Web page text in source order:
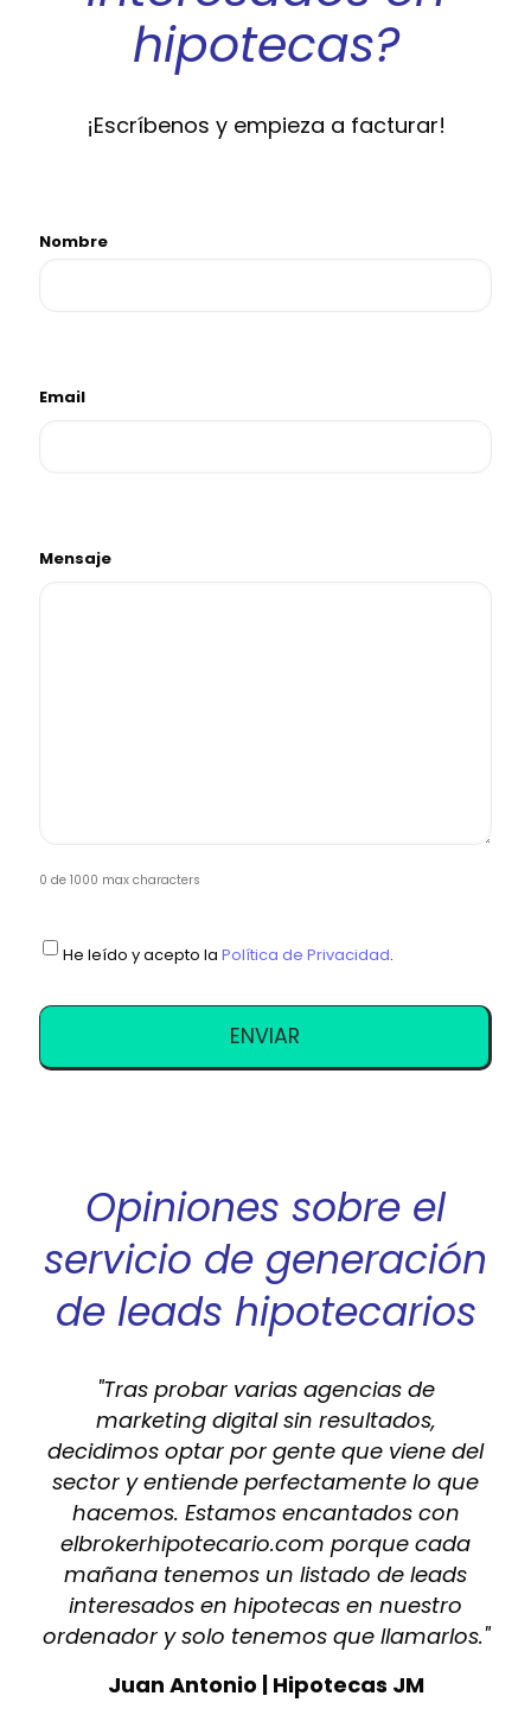
hipotecas?
¡Escríbenos y empieza a facturar!
Nombre
rEmail
Mensaje
0 de 1000 max characters
C
s
n
He leído y acepto la Política de Privacidad.
Opiniones sobre el
servicio de generación
de leads hipotecarios
"Tras probar varias agencias de
marketing digital sin resultados,
decidimos optar por gente que viene del
sector y entiende perfectamente lo que
hacemos. Estamos encantados con
elbrokerhipotecario.com porque cada
mañana tenemos un listado de leads
interesados en hipotecas en nuestro
ordenador y solo tenemos que llamarlos."
Juan Antonio | Hipotecas JM